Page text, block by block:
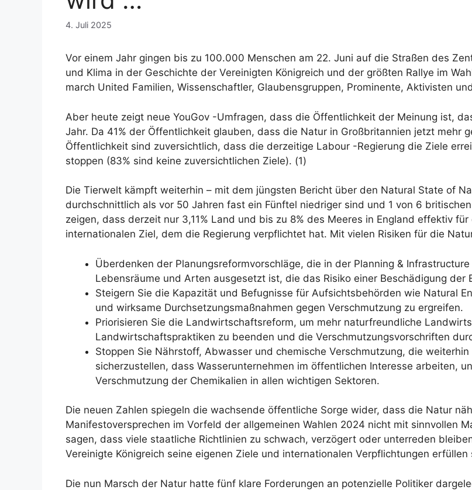
4. Juli 2025
Vor einem Jahr gingen bis zu 100.000 Menschen am 22. Juni auf die Straßen des
und Klima in der Geschichte der Vereinigten Königreich und der größten Rallye im
march United Familien, Wissenschaftler, Glaubensgruppen, Prominente, Aktivisten
Aber heute zeigt neue YouGov -Umfragen, dass die Öffentlichkeit der Meinung ist,
Jahr. Da 41% der Öffentlichkeit glauben, dass die Natur in Großbritannien jetzt mehr
Öffentlichkeit sind zuversichtlich, dass die derzeitige Labour -Regierung die Ziele
stoppen (83% sind keine zuversichtlichen Ziele). (1)
Die Tierwelt kämpft weiterhin – mit dem jüngsten Bericht über den Natural State of
durchschnittlich als vor 50 Jahren fast ein Fünftel niedriger sind und 1 von 6
zeigen, dass derzeit nur 3,11% Land und bis zu 8% des Meeres in England effektiv
internationalen Ziel, dem die Regierung verpflichtet hat. Mit vielen Risiken für die
Überdenken der Planungsreformvorschläge, die in der Planning &
Lebensräume und Arten ausgesetzt ist, die das Risiko einer Beschädigung der
Steigern Sie die Kapazität und Befugnisse für Aufsichtsbehörden wie Natural
und wirksame Durchsetzungsmaßnahmen gegen Verschmutzung zu ergreifen.
Priorisieren Sie die Landwirtschaftsreform, um mehr naturfreundliche
Landwirtschaftspraktiken zu beenden und die Verschmutzungsvorschriften
Stoppen Sie Nährstoff, Abwasser und chemische Verschmutzung, die
sicherzustellen, dass Wasserunternehmen im öffentlichen Interesse arbeiten,
Verschmutzung der Chemikalien in allen wichtigen Sektoren.
Die neuen Zahlen spiegeln die wachsende öffentliche Sorge wider, dass die Natur
Manifestoversprechen im Vorfeld der allgemeinen Wahlen 2024 nicht mit sinnvollen
sagen, dass viele staatliche Richtlinien zu schwach, verzögert oder unterreden
Vereinigte Königreich seine eigenen Ziele und internationalen Verpflichtungen erfüllen
Die nun Marsch der Natur hatte fünf klare Forderungen an potenzielle Politiker